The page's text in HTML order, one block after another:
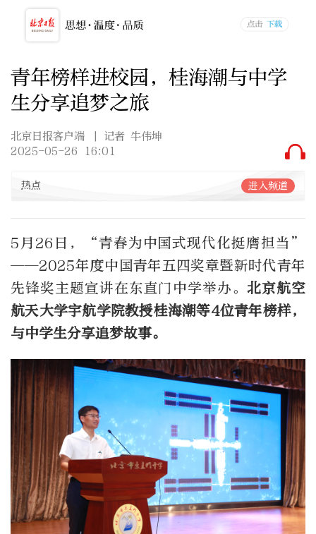
青年榜样进校园，桂海潮与中学
生分享追梦之旅
北京日报客户端
| 记者 牛伟坤
2025-05-26 16:01
热点 进入频道
5月26日，“青春为中国式现代化挺膺担当”
——2025年度中国青年五四奖章暨新时代青年
先锋奖主题宣讲在东直门中学举办。北京航空
航天大学宇航学院教授桂海潮等4位青年榜样，
与中学生分享追梦故事。